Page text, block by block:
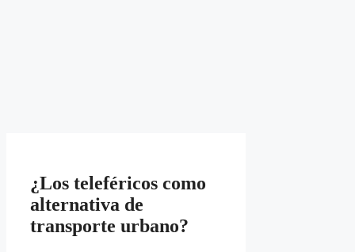
¿Los teleféricos como
alternativa de
transporte urbano?